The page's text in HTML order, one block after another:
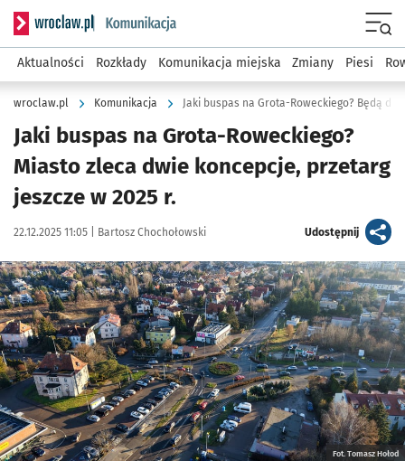
Serwis informacyjny wroclaw.pl podserwis: Komunikacja
Aktualności Rozkłady Komunikacja miejska Zmiany Piesi
wroclaw.pl Komunikacja Jaki buspas na Grota-Roweckiego? Będą
Jaki buspas na Grota-Roweckiego?
Miasto zleca dwie koncepcje, przetarg
jeszcze w 2025 r.
Data publikacji:
22.12.2025 11:05 | Autor:
Bartosz Chochołowski Udostępnijartykuł
Kliknij, aby zobaczyć galerię
Kliknij, aby powiększyć
Fot. Tomasz Hołod